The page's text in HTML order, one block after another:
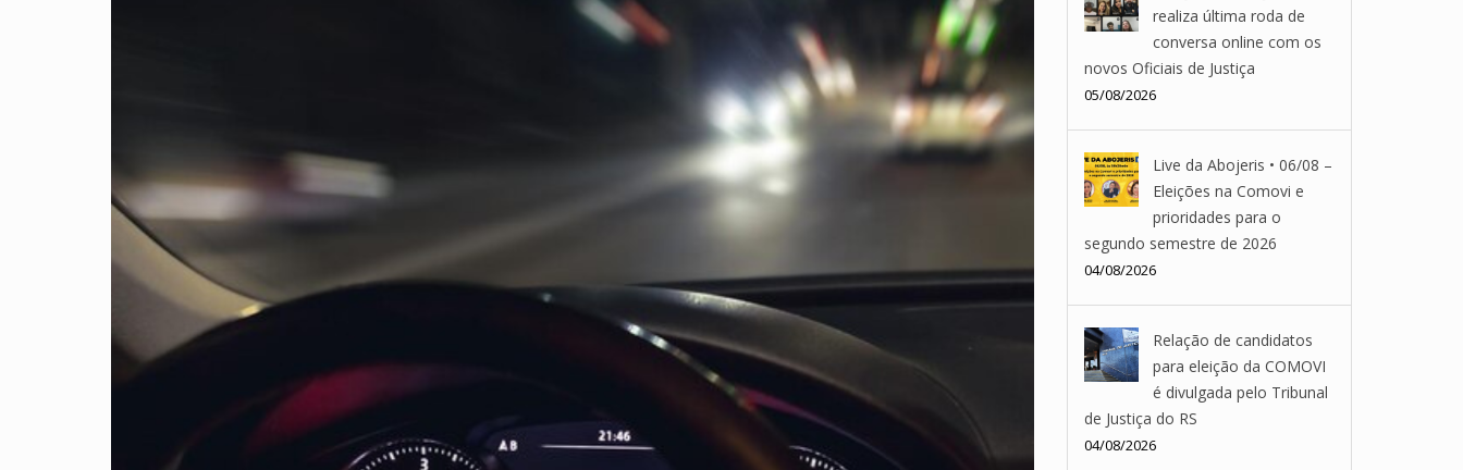
realiza última roda de
conversa online com os
novos Oficiais de Justiça
05/08/2026
Live da Abojeris • 06/08 –
Eleições na Comovi e
prioridades para o
segundo semestre de 2026
04/08/2026
Relação de candidatos
para eleição da COMOVI
é divulgada pelo Tribunal
de Justiça do RS
04/08/2026